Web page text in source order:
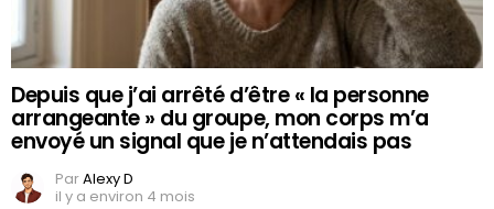
Depuis que j’ai arrêté d’être « la personne
arrangeante » du groupe, mon corps m’a
envoyé un signal que je n’attendais pas
ParAlexy D
il y a environ 4 mois